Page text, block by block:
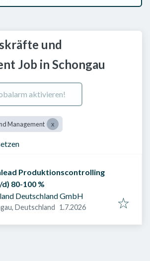
und
Job in Schongau
aktivieren!
Management
Produktionscontrolling
80-100 %
Deutschland GmbH
Deutschland Veröffentlicht am
1.7.2026